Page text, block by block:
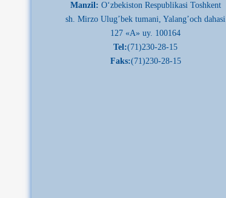
Manzil: О‘zbekiston Respublikasi Toshkent
sh. Mirzo Ulug’bek tumani, Yalang’och dahasi
127 «A» uy. 100164
Tel:(71)230-28-15
Faks:(71)230-28-15